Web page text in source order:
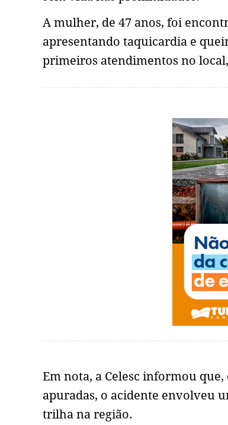
A mulher, de 47 anos, foi
apresentando taquicardia e
primeiros atendimentos no
Em nota, a Celesc informou
apuradas, o acidente envolveu
trilha na região.